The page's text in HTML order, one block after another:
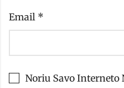
Email *
Noriu Savo Interneto